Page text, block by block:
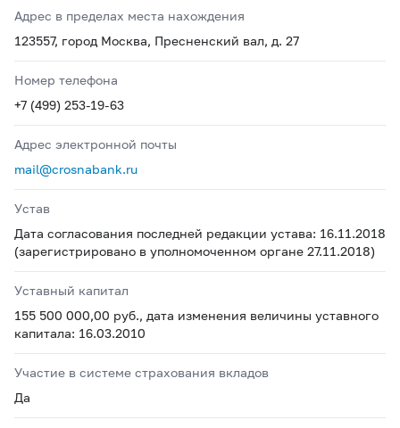
Адрес в пределах места нахождения
123557, город Москва, Пресненский вал, д. 27
Номер телефона
+7 (499) 253-19-63
Адрес электронной почты
mail@crosnabank.ru
Устав
Дата согласования последней редакции устава: 16.11.2018
(зарегистрировано в уполномоченном органе 27.11.2018)
Уставный капитал
155 500 000,00 руб., дата изменения величины уставного
капитала: 16.03.2010
Участие в системе страхования вкладов
Да